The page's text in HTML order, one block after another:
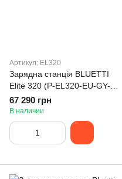
Артикул: EL320
Зарядна станція BLUETTI
Elite 320 (P-EL320-EU-GY-
10)
67 290 грн
В наличии